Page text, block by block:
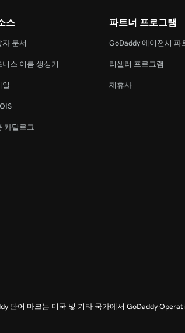
스
자 문서
니스 이름 생성기
일
카탈로그
파트너 프로그램
GoDaddy 에이전시 파
리셀러 프로그램
제휴사
단어 마크는 미국 및 기타 국가에서 GoDaddy